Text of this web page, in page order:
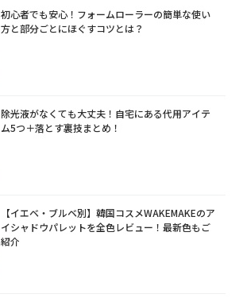
初心者でも安心！フォームローラーの簡単な使い
方と部分ごとにほぐすコツとは？
除光液がなくても大丈夫！自宅にある代用アイテ
ム5つ＋落とす裏技まとめ！
【イエベ・ブルベ別】韓国コスメWAKEMAKEのア
イシャドウパレットを全色レビュー！最新色もご
紹介